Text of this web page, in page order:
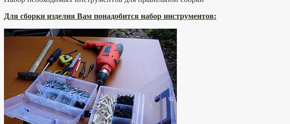
Для сборки изделия Вам понадобится набор инструментов: